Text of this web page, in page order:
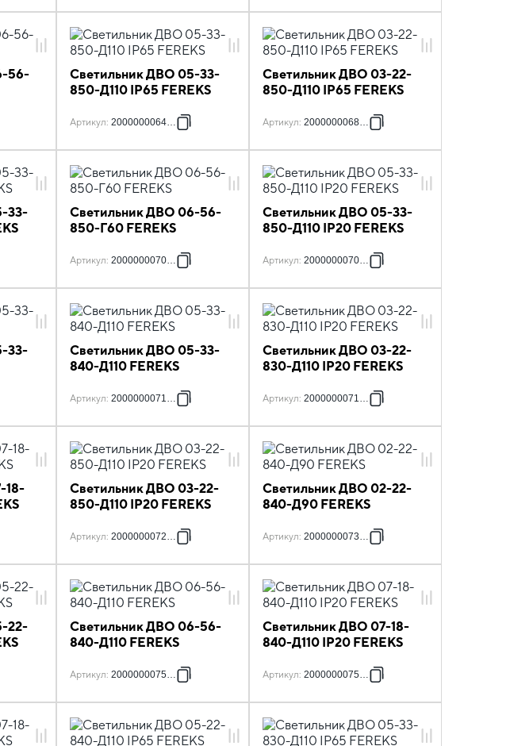
56-
Светильник ДВО 05-33-
850-Д110 IP65 FEREKS
Артикул: 2000000064482
Светильник ДВО 03-22-
850-Д110 IP65 FEREKS
Артикул: 2000000068756
33-
Светильник ДВО 06-56-
850-Г60 FEREKS
Артикул: 2000000070520
Светильник ДВО 05-33-
850-Д110 IP20 FEREKS
Артикул: 2000000070681
33-
Светильник ДВО 05-33-
840-Д110 FEREKS
Артикул: 2000000071749
Светильник ДВО 03-22-
830-Д110 IP20 FEREKS
Артикул: 2000000071794
18-
Светильник ДВО 03-22-
850-Д110 IP20 FEREKS
Артикул: 2000000072944
Светильник ДВО 02-22-
840-Д90 FEREKS
Артикул: 2000000073132
22-
Светильник ДВО 06-56-
840-Д110 FEREKS
Артикул: 2000000075143
Светильник ДВО 07-18-
840-Д110 IP20 FEREKS
Артикул: 2000000075945